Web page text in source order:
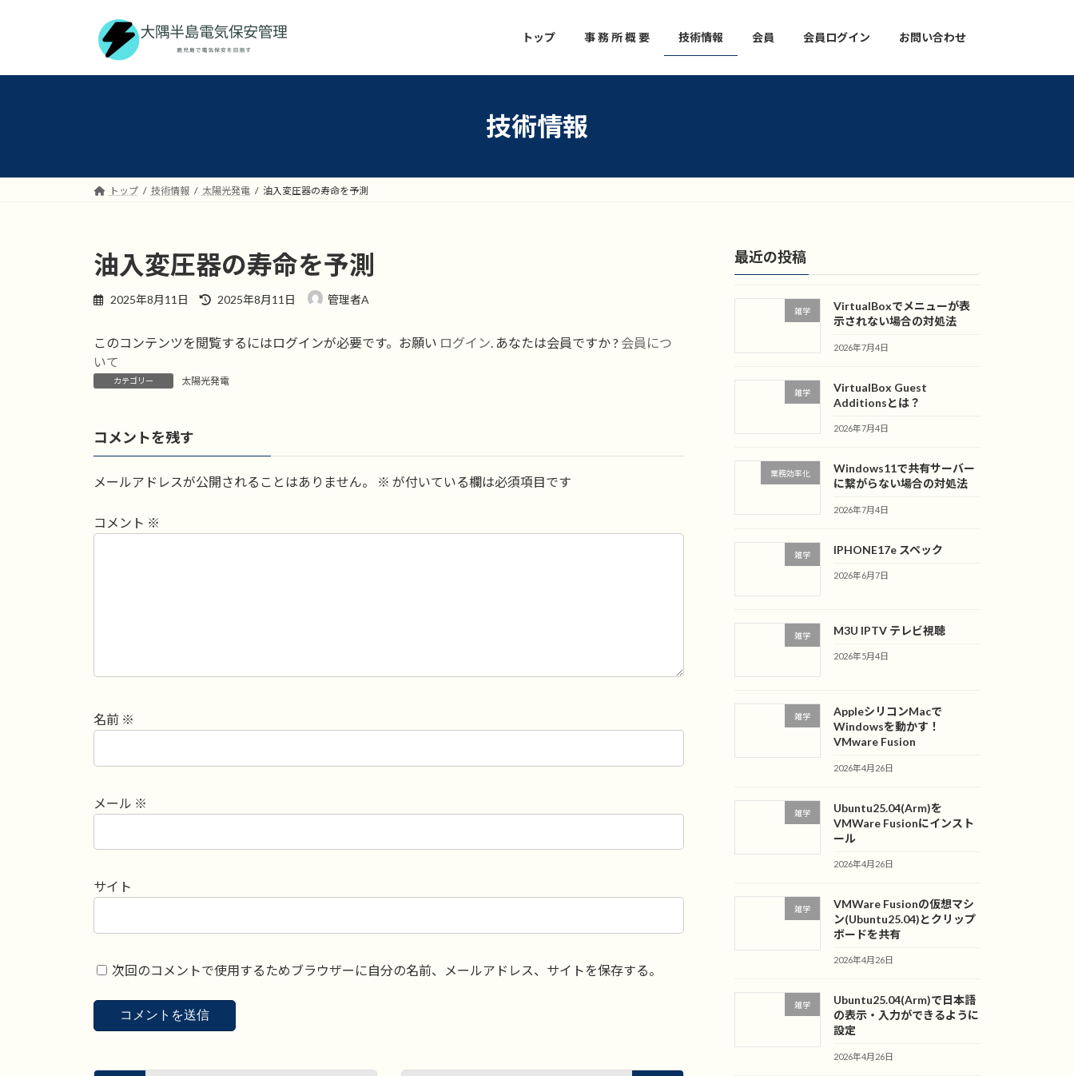
プ
動
トップ 事 務 所 概 要 技術情報 会員 会員ログイン お問い合わせ
技術情報
トップ 技術情報 太陽光発電 油入変圧器の寿命を予測
油入変圧器の寿命を予測
2025年8月11日
最
新
時
2025年8月11日 管理者A
このコンテンツを閲覧するにはログインが必要です。お願い ログイン. あなたは会員ですか ? 会員につ
いて
カテゴリー 太陽光発電
コメントを残す
メールアドレスが公開されることはありません。 ※ が付いている欄は必須項目です
コメント ※
名前 ※
メール ※
サイト
次回のコメントで使用するためブラウザーに自分の名前、メールアドレス、サイトを保存する。
最近の投稿
雑学
VirtualBoxでメニューが表
示されない場合の対処法
2026年7月4日
雑学
VirtualBox Guest
Additionsとは？
2026年7月4日
業務効率化
Windows11で共有サーバー
に繋がらない場合の対処法
2026年7月4日
雑学 IPHONE17e スペック
2026年6月7日
雑学 M3U IPTV テレビ視聴
2026年5月4日
雑学
AppleシリコンMacで
Windowsを動かす！
VMware Fusion
2026年4月26日
雑学
Ubuntu25.04(Arm)を
VMWare Fusionにインスト
ール
2026年4月26日
雑学
VMWare Fusionの仮想マシ
ン(Ubuntu25.04)とクリップ
ボードを共有
2026年4月26日
雑学
Ubuntu25.04(Arm)で日本語
の表示・入力ができるように
設定
2026年4月26日